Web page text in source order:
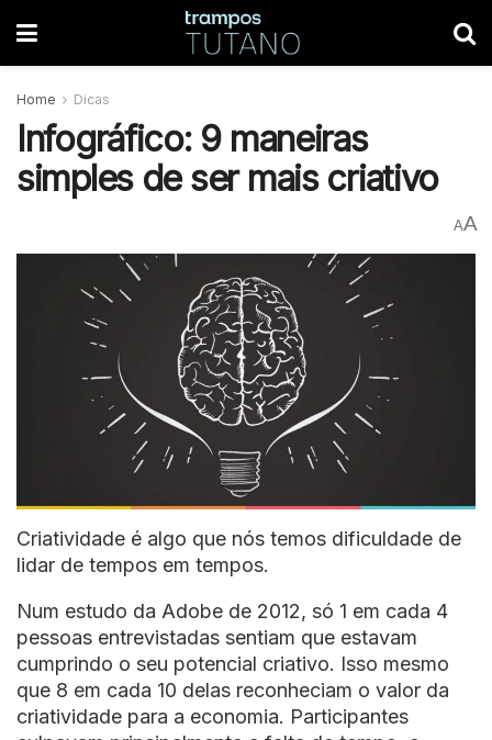
Home Dicas
Infográfico: 9 maneiras
simples de ser mais criativo
AA
Criatividade é algo que nós temos dificuldade de
lidar de tempos em tempos.
Num estudo da Adobe de 2012, só 1 em cada 4
pessoas entrevistadas sentiam que estavam
cumprindo o seu potencial criativo. Isso mesmo
que 8 em cada 10 delas reconheciam o valor da
criatividade para a economia. Participantes